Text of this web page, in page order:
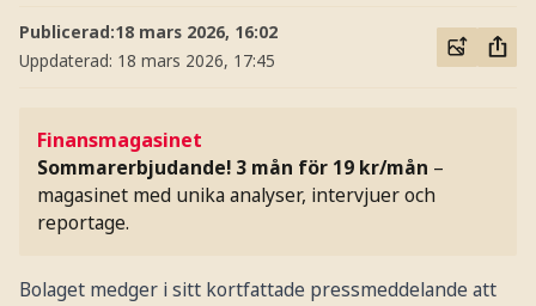
Publicerad:18 mars 2026, 16:02
Uppdaterad: 18 mars 2026, 17:45
Finansmagasinet
Sommarerbjudande! 3 mån för 19 kr/mån –
magasinet med unika analyser, intervjuer och
reportage.
Bolaget medger i sitt kortfattade pressmeddelande att